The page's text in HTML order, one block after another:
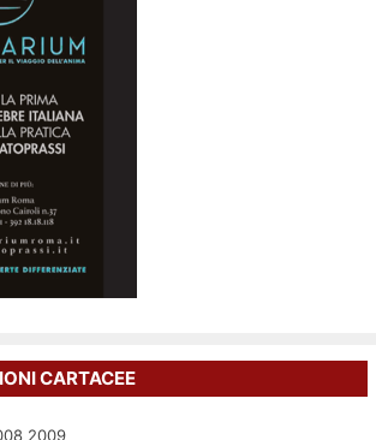
CARTACEE
2009